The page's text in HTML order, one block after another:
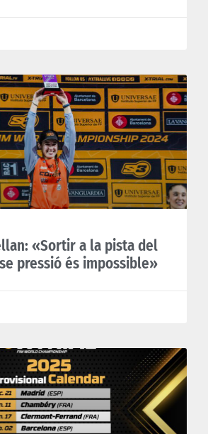
«Sortir a la pista del
pressió és impossible»